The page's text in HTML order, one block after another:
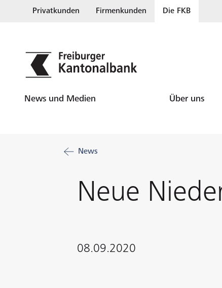
Privatkunden Firmenkunden Die FKB
News und Medien Über uns
News
Neue
08.09.2020